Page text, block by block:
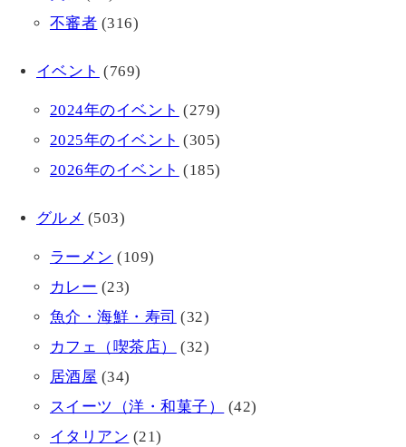
不審者 (316)
イベント (769)
2024年のイベント (279)
2025年のイベント (305)
2026年のイベント (185)
グルメ (503)
ラーメン (109)
カレー (23)
魚介・海鮮・寿司 (32)
カフェ（喫茶店）
(32)
居酒屋 (34)
スイーツ（洋・和菓子）
(42)
イタリアン (21)